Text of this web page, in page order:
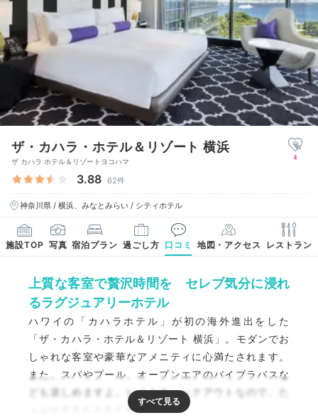
ザ・カハラ・ホテル＆リゾート 横浜
ザ カハラ ホテル＆リゾートヨコハマ
3.88 62件
神奈川県 / 横浜、みなとみらい / シティホテル
4
施設TOP 写真 宿泊プラン 過ごし方 口コミ 地図・アクセス レストラン
上質な客室で贅沢時間を セレブ気分に浸れ
るラグジュアリーホテル
ハワイの「カハラホテル」が初の海外進出をした
「ザ・カハラ・ホテル＆リゾート 横浜」。モダンでお
しゃれな客室や豪華なアメニティに心満たされます。
また、スパやプール、オープンエアのバイブラバスな
ども楽しめますよ。レイトチェックアウトなので、た
っぷりホテルステイを堪能して。